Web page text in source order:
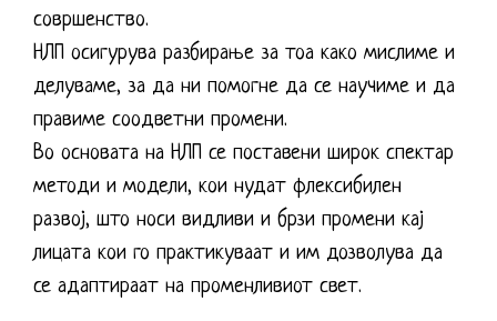
совршенство.
НЛП осигурува разбирање за тоа како мислиме и
делуваме, за да ни помогне да се научиме и да
правиме соодветни промени.
Во основата на НЛП се поставени широк спектар
методи и модели, кои нудат флексибилен
развој, што носи видливи и брзи промени кај
лицата кои го практикуваат и им дозволува да
се адаптираат на променливиот свет.